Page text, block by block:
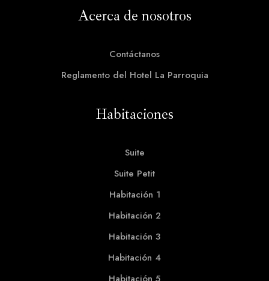
Acerca de nosotros
Contáctanos
Reglamento del Hotel La Parroquia
Habitaciones​
Suite
Suite Petit
Habitación 1
Habitación 2
Habitación 3
Habitación 4